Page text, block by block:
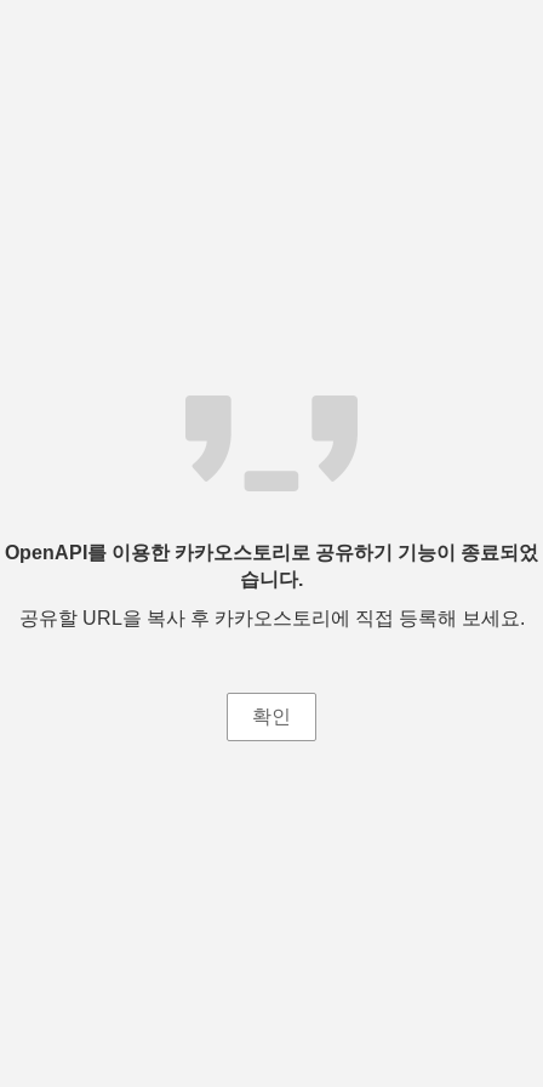
OpenAPI를 이용한 카카오스토리로 공유하기 기능이 종료되었
습니다.
공유할 URL을 복사 후 카카오스토리에 직접 등록해 보세요.
확인